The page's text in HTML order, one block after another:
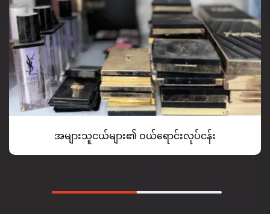
အများသူငယ်များ၏ ဝယ်ရောင်းလုပ်ငန်း